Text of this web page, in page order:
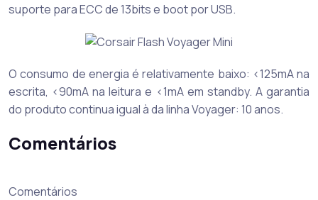
suporte para ECC de 13bits e boot por USB.
O consumo de energia é relativamente baixo: <125mA na
escrita, <90mA na leitura e <1mA em standby. A garantia
do produto continua igual à da linha Voyager: 10 anos.
Comentários
Comentários